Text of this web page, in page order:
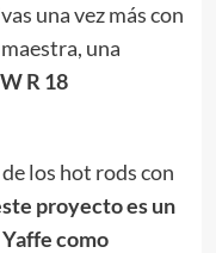
una vez más con
una
R 18
los hot rods con
proyecto es un
como